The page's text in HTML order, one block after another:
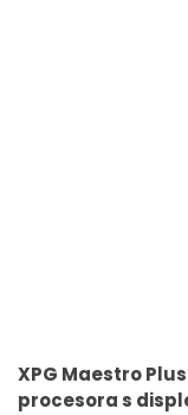
XPG Maestro
procesora s